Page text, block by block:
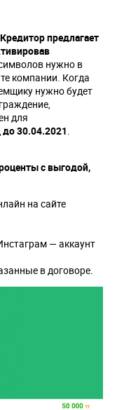
Кредитор предлагает
нужно в
компании. Когда
нужно будет
для
до 30.04.2021.
с выгодой,
на сайте
— аккаунт
в договоре.